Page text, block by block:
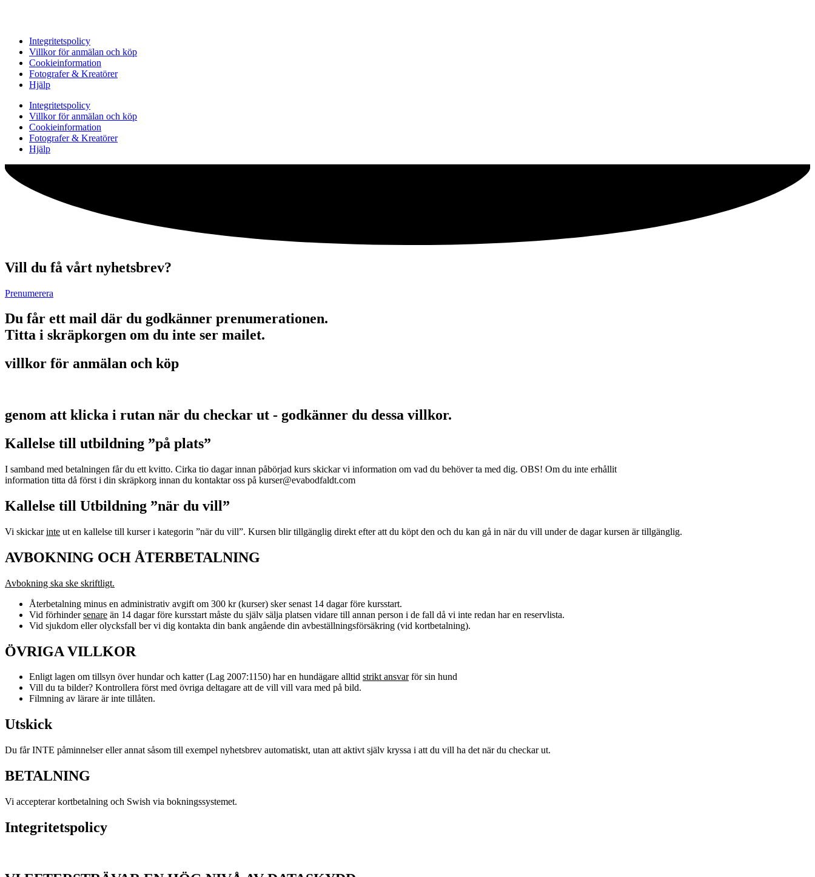
Integritetspolicy
Villkor för anmälan och köp
Cookieinformation
Fotografer & Kreatörer
Hjälp
Integritetspolicy
Villkor för anmälan och köp
Cookieinformation
Fotografer & Kreatörer
Hjälp
Vill du få vårt nyhetsbrev?
Prenumerera
Du får ett mail där du godkänner prenumerationen.
Titta i skräpkorgen om du inte ser mailet.
villkor för anmälan och köp
genom att klicka i rutan när du checkar ut - godkänner du dessa villkor.
Kallelse till utbildning ”på plats”
I samband med betalningen får du ett kvitto. Cirka tio dagar innan påbörjad kurs skickar vi information om vad du behöver ta med dig. OBS! Om du inte erhållit
information titta då först i din skräpkorg innan du kontaktar oss på kurser@evabodfaldt.com
Kallelse till Utbildning ”när du vill”
Vi skickarinte ut en kallelse till kurser i kategorin ”när du vill”. Kursen blir tillgänglig direkt efter att du köpt den och du kan gå in när du vill under de dagar kursen är tillgänglig.
AVBOKNING OCH ÅTERBETALNING
Avbokning ska ske skriftligt.
Återbetalning minus en administrativ avgift om 300 kr (kurser) sker senast 14 dagar före kursstart.
Vid förhindersenare än 14 dagar före kursstart måste du själv sälja platsen vidare till annan person i de fall då vi inte redan har en reservlista.
Vid sjukdom eller olycksfall ber vi dig kontakta din bank angående din avbeställningsförsäkring (vid kortbetalning).
ÖVRIGA VILLKOR
Enligt lagen om tillsyn över hundar och katter (Lag 2007:1150) har en hundägare alltid strikt ansvarför sin hund
Vill du ta bilder? Kontrollera först med övriga deltagare att de vill vill vara med på bild.
Filmning av lärare är inte tillåten.
Utskick
Du får INTE påminnelser eller annat såsom till exempel nyhetsbrev automatiskt, utan att aktivt själv kryssa i att du vill ha det när du checkar ut.
BETALNING
Vi accepterar kortbetalning och Swish via bokningssystemet.
Integritetspolicy